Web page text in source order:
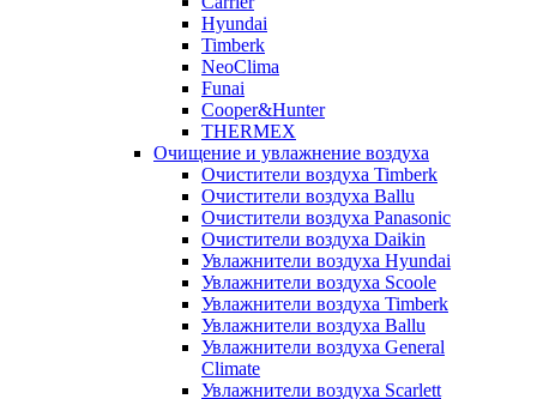
Hyundai
Timberk
NeoClima
Funai
Cooper&Hunter
THERMEX
Очищение и увлажнение воздуха
Очистители воздуха Timberk
Очистители воздуха Ballu
Очистители воздуха Panasonic
Очистители воздуха Daikin
Увлажнители воздуха Hyundai
Увлажнители воздуха Scoole
Увлажнители воздуха Timberk
Увлажнители воздуха Ballu
Увлажнители воздуха General
Climate
Увлажнители воздуха Scarlett